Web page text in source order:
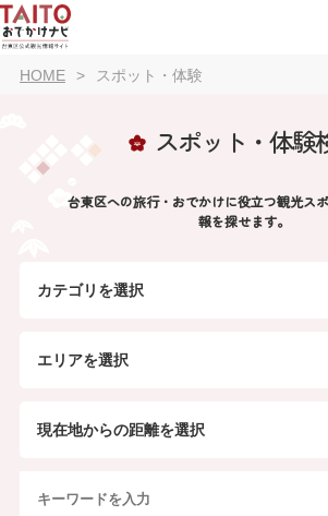
HOME スポット・体験
スポット・体験
台東区への旅行・おでかけに役立つ観光ス
報を探せます。
カテゴリを選択
エリアを選択
現在地からの距離を選択